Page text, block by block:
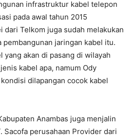
infrastruktur kabel telepon
pada awal tahun 2015
dari Telkom juga sudah melakukan
jaringan kabel itu.
yang akan di pasang di wilayah
kabel apa, namum Ody
dilapangan cocok kabel
Anambas juga menjalin
Sacofa perusahaan Provider dari